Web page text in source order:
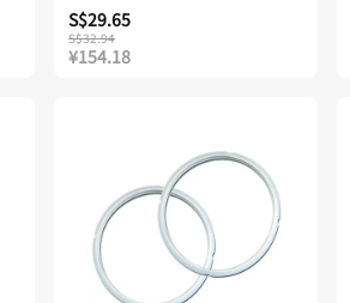
S$29.65
S$32.94
¥154.18